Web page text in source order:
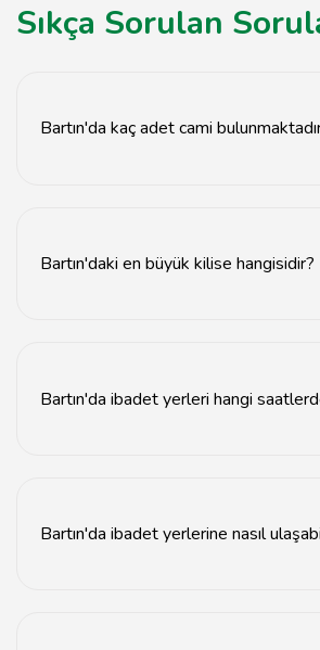
Sıkça Sorulan
Bartın'da kaç adet cami
Bartın'daki en büyük kilise hangisidir?
Bartın'da ibadet yerleri hangi
Bartın'da ibadet yerlerine nasıl